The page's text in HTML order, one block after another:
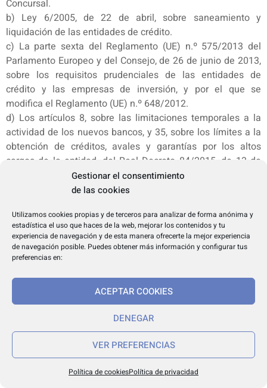
Gestionar el consentimiento
de las cookies
Utilizamos cookies propias y de terceros para analizar de forma anónima y
estadística el uso que haces de la web, mejorar los contenidos y tu
experiencia de navegación y de esta manera ofrecerte la mejor experiencia
de navegación posible. Puedes obtener más información y configurar tus
preferencias en:
ACEPTAR COOKIES
DENEGAR
VER PREFERENCIAS
Política de cookiesPolítica de privacidad
Concursal.
b) Ley 6/2005, de 22 de abril, sobre saneamiento y
liquidación de las entidades de crédito.
c) La parte sexta del Reglamento (UE) n.º 575/2013 del
Parlamento Europeo y del Consejo, de 26 de junio de 2013,
sobre los requisitos prudenciales de las entidades de
crédito y las empresas de inversión, y por el que se
modifica el Reglamento (UE) n.º 648/2012.
d) Los artículos 8, sobre las limitaciones temporales a la
actividad de los nuevos bancos, y 35, sobre los límites a la
obtención de créditos, avales y garantías por los altos
cargos de la entidad, del Real Decreto 84/2015, de 13 de
febrero, por el que se desarrolla la Ley 10/2014, de 26 de
junio, de ordenación, supervisión y solvencia de entidades
e) La Ley 11/2015, de 18 de junio, de recuperación y
resolución de entidades de crédito y empresas de servicios
de inversión, sin perjuicio de lo previsto en su disposición
adicional novena.
3. Supletoriamente, los establecimientos financieros de
crédito se regirán por las normas de solvencia y conducta
aplicables a la actividad de las entidades de crédito, sin
perjuicio de las exclusiones incluidas en el apartado
anterior.
Requisitos de actividad